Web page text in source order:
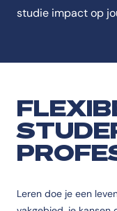
studie impact op
Leren doe je een